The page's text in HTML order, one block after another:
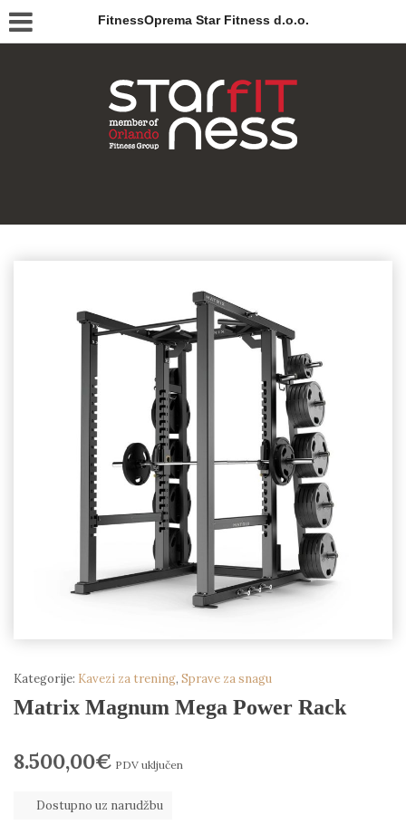
FitnessOprema Star Fitness d.o.o.
Kategorije: Kavezi za trening, Sprave za snagu
Matrix Magnum Mega Power Rack
8.500,00€ PDV uključen
Dostupno uz narudžbu